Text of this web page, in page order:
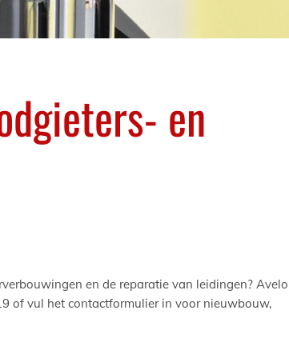
en
en de reparatie van leidingen? Avelo
of vul het contactformulier in voor nieuwbouw,